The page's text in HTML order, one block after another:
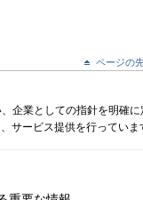
ページの
企業としての指針を明確に
サービス提供を行っていま